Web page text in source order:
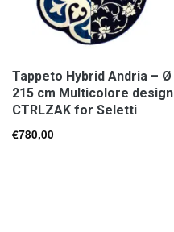
Tappeto Hybrid Andria – Ø
215 cm Multicolore design
CTRLZAK for Seletti
€780,00